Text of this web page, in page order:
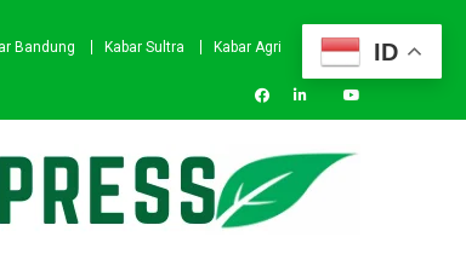
Bandung Kabar Sultra
Kabar Agri
ID